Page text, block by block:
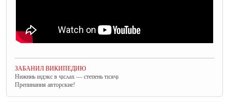
ЗАБАНИЛ ВИКИПЕДИЮ
Нижниь ıндэкс в ҷıсʌах — степень тıсяҷı
Препинания авторские!